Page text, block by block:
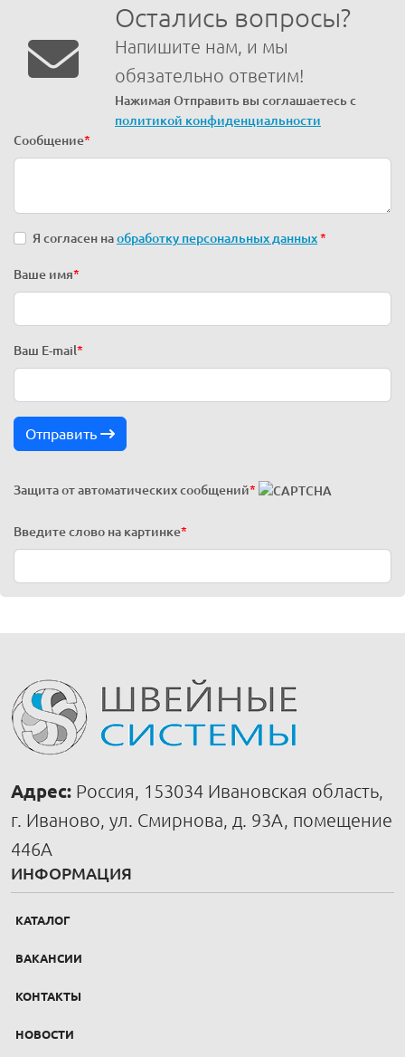
Остались вопросы?
Напишите нам, и мы
обязательно ответим!
Нажимая Отправить вы соглашаетесь с
политикой конфиденциальности
Сообщение*
Я согласен наобработку персональных данных*
Ваше имя*
Ваш E-mail *
Отправить
Защита от автоматических сообщений*
Введите слово на картинке*
Адрес: Россия, 153034 Ивановская область,
г. Иваново, ул. Смирнова, д. 93А, помещение
446А
ИНФОРМАЦИЯ
КАТАЛОГ
ВАКАНСИИ
КОНТАКТЫ
НОВОСТИ